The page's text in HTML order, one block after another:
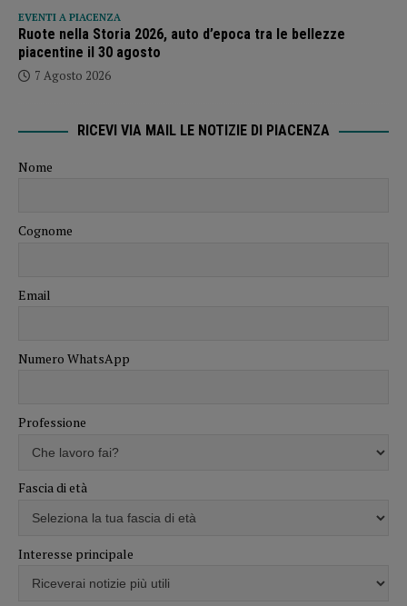
EVENTI A PIACENZA
Ruote nella Storia 2026, auto d’epoca tra le bellezze
piacentine il 30 agosto
7 Agosto 2026
RICEVI VIA MAIL LE NOTIZIE DI PIACENZA
Nome
Cognome
Email
Numero WhatsApp
Professione
Fascia di età
Interesse principale